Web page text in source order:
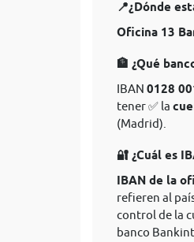
📍¿Dónde
Oficina 13
🏦 ¿Qué
IBAN 0128
tener ✅ la
(Madrid).
🔐 ¿Cuál es
IBAN de la
refieren al
control de la
banco